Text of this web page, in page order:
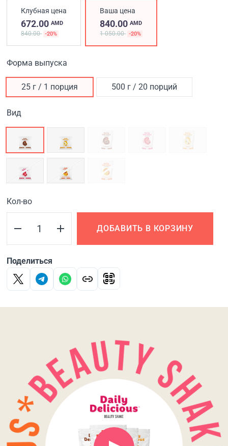
Клубная цена
672.00 AMD
840.00 -20%
Ваша цена
840.00AMD
1 050.00 -20%
Форма выпуска
25 г / 1 порция 500 г / 20 порций
Вид
Кол-во
ДОБАВИТЬ В КОРЗИНУ
Поделиться